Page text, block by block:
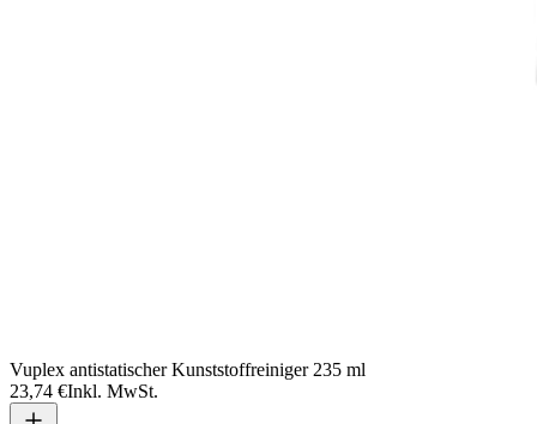
Vuplex antistatischer Kunststoffreiniger 235 ml
23,74 €Inkl. MwSt.